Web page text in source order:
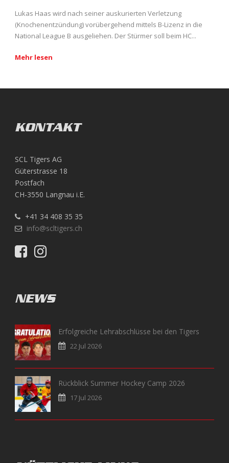
Lukas Haas wird nach seiner auskurierten Verletzung
(Knochenentzündung) vorübergehend mittels B-Lizenz in die
National League B ausgeliehen. Der Stürmer soll beim HC...
Mehr lesen
KONTAKT
SCL Tigers AG
Güterstrasse 18
Postfach
CH-3550 Langnau i.E.
+41 34 408 35 35
info@scltigers.ch
NEWS
Erfolgreiche Lehrabschlüsse bei den Tigers
22 Jul 2026
Rückblick Summer Hockey Camp 2026
17 Jul 2026